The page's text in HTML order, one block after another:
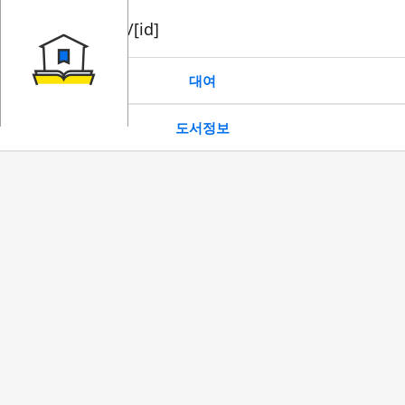
book/rent/[id]
대여
도서정보